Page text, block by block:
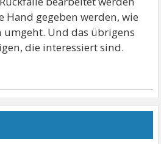
Hand gegeben werden, wie
umgeht. Und das übrigens
die interessiert sind.